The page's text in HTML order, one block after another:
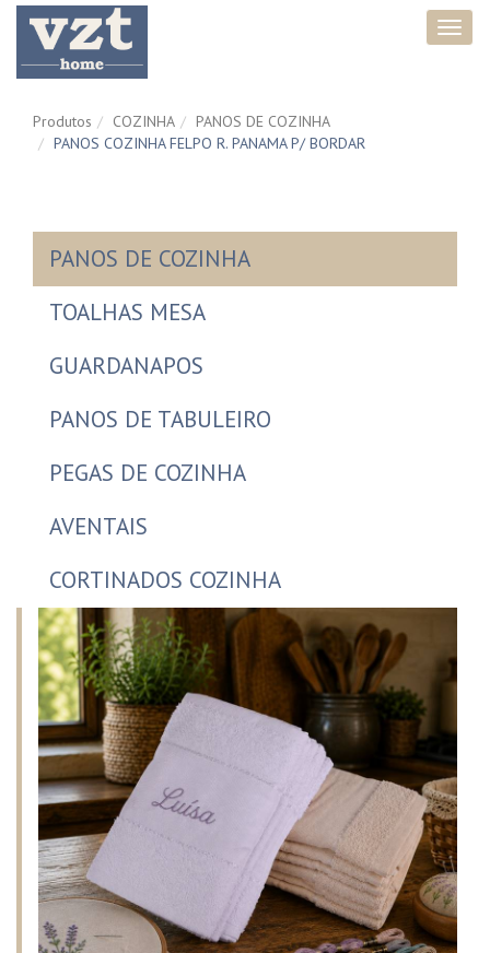
Produtos COZINHA
PANOS DE COZINHA
PANOS COZINHA FELPO R. PANAMA P/ BORDAR
PANOS DE COZINHA
TOALHAS MESA
GUARDANAPOS
PANOS DE TABULEIRO
PEGAS DE COZINHA
AVENTAIS
CORTINADOS COZINHA